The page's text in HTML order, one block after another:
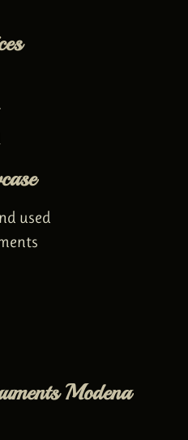
used
Modena